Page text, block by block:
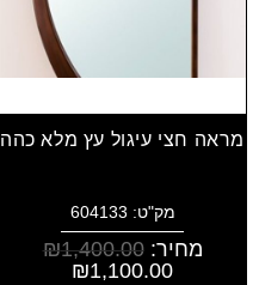
מראה חצי עיגול עץ מלא כהה
מק"ט: 604133
מחיר: ₪1,400.00
₪1,100.00